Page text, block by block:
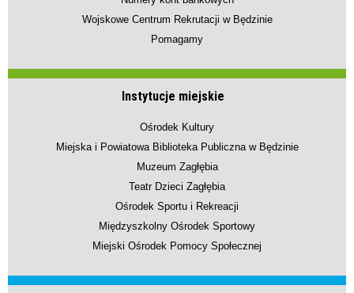
Wojskowe Centrum Rekrutacji w Będzinie
Pomagamy
Instytucje miejskie
Ośrodek Kultury
Miejska i Powiatowa Biblioteka Publiczna w Będzinie
Muzeum Zagłębia
Teatr Dzieci Zagłębia
Ośrodek Sportu i Rekreacji
Międzyszkolny Ośrodek Sportowy
Miejski Ośrodek Pomocy Społecznej